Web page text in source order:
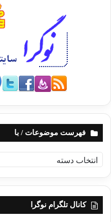
فهرست موضوعات / با
ه
ر
کانال تلگرام نوگرا